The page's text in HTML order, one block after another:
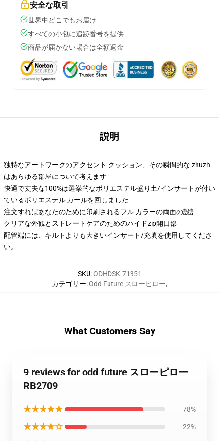
安全な取引
世界中どこでもお届け
すべての小包に追跡番号を提供
商品が届かない場合は全額返金
説明
独特なアートワークのアクセント クッション、その瞬間的な zhuzh
はあらゆる部屋について考えます
快適で丈夫な100%は選挙的なポリエステル盛り土/インサートが付い
ているポリエステル カールを回しました
注文すればあなたのために印刷されるフル カラーの両面の設計
クリアな外観とストレートケアのためのハイドzip開口部
配管端には、キルトよりも大きいインサート/充填を使用してくださ
い。
SKU:ODHDSK-71351
カテゴリー:Odd Future スローピロー,
What Customers Say
9 reviews for odd future スローピロー
RB2709
★★★★★ 78%
★★★★☆ 22%